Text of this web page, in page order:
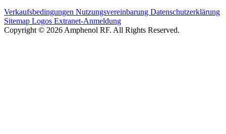
Verkaufsbedingungen Nutzungsvereinbarung Datenschutzerklärung
Sitemap Logos Extranet-Anmeldung
Copyright © 2026 Amphenol RF. All Rights Reserved.